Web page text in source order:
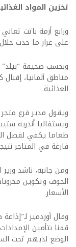
تخزين المواد
ورابع أزمة باتت
على غرار ما حدث خلال
وبحسب صحيفة “بيلد”
مناطق ألمانيا،
الغذائية.
ويقول مدير فرع متجر
ويستفاليا أندريه
طعاما يكفي لفصل
فارغة في المتاجر
ومن جانبه، ناشد وزير
الخوف وتكوين
الأسعار.
وقال أوزدمير
قمنا بتأمين
الوضع لديهم تحت